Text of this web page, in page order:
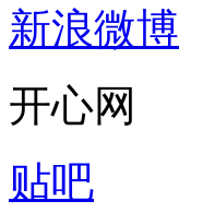
新浪微博
开心网
贴吧